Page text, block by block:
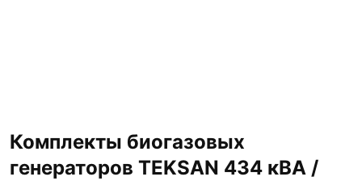
Комплекты биогазовых
генераторов TEKSAN 434 кВА /